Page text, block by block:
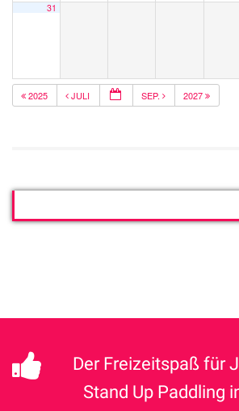
31
2025 JULI SEP. 2027
Der Freizeitspaß für
Stand Up Paddling